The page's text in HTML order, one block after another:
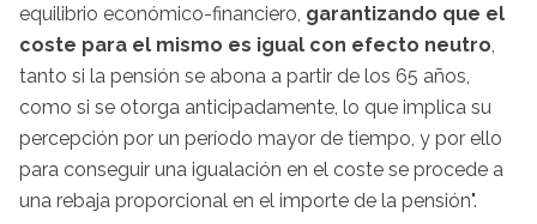
equilibrio económico-financiero, garantizando que el
coste para el mismo es igual con efecto neutro,
tanto si la pensión se abona a partir de los 65 años,
como si se otorga anticipadamente, lo que implica su
percepción por un período mayor de tiempo, y por ello
para conseguir una igualación en el coste se procede a
una rebaja proporcional en el importe de la pensión".